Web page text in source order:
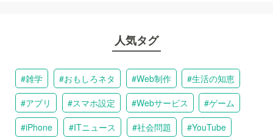
人気タグ
雑学 おもしろネタ Web制作
生活の知恵
アプリ
スマホ設定 Webサービス
ゲーム
iPhone
ITニュース 社会問題 YouTube